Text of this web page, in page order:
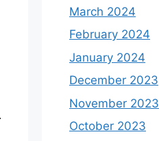
March 2024
February 2024
January 2024
December 2023
November 2023
October 2023